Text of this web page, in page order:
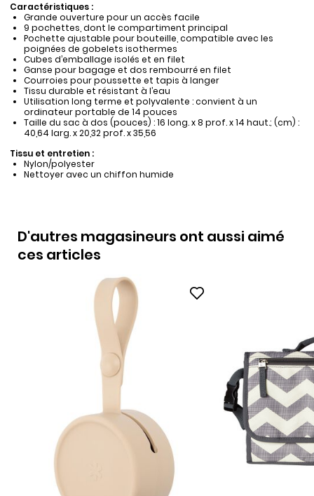
Caractéristiques :
Grande ouverture pour un accès facile
9 pochettes, dont le compartiment principal
Pochette ajustable pour bouteille, compatible avec les
poignées de gobelets isothermes
Cubes d’emballage isolés et en filet
Ganse pour bagage et dos rembourré en filet
Courroies pour poussette et tapis à langer
Tissu durable et résistant à l’eau
Utilisation long terme et polyvalente : convient à un
ordinateur portable de 14 pouces
Taille du sac à dos (pouces) : 16 long. x 8 prof. x 14 haut.; (cm) :
40,64 larg. x 20,32 prof. x 35,56
Tissu et entretien :
Nylon/polyester
Nettoyer avec un chiffon humide
D'autres magasineurs ont aussi aimé
ces articles